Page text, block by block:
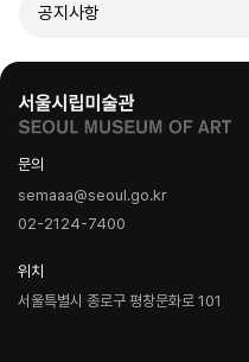
공지사항
문의
semaaa@seoul.go.kr
02-2124-7400
위치
서울특별시 종로구 평창문화로 101